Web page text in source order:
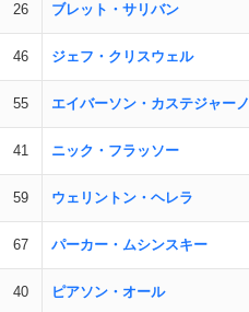
26 ブレット・サリバン
46 ジェフ・クリスウェル
55 エイバーソン・カステジャーノ
41 ニック・フラッソー
59 ウェリントン・ヘレラ
67 パーカー・ムシンスキー
40 ピアソン・オール